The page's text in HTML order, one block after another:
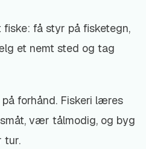
få styr på fisketegn,
et nemt sted og tag
forhånd. Fiskeri læres
vær tålmodig, og byg
tur.